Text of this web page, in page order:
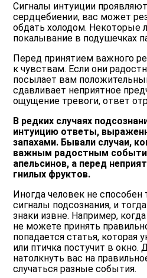
Сигналы интуиции
сердцебиении, вас может
обдать холодом. Некоторые
покалывание в подушечках
Перед принятием важного
к чувствам. Если они
посылает вам
сдавливает неприятное
ощущение тревоги, ответ
В редких случаях
интуицию ответы,
запахами. Бывали случаи,
важным радостным
апельсинов, а перед
гнилых фруктов.
Иногда человек не
сигналы подсознания, и
знаки извне. Например,
не можете принять
попадается статья, которая
или птичка постучит в окно.
натолкнуть вас на
случаться разные события.